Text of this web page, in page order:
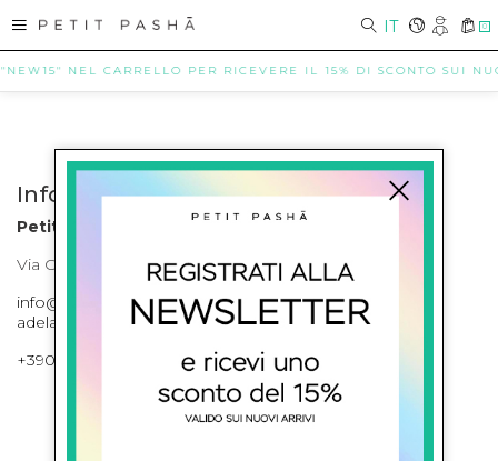
IT 0
NEL CARRELLO PER RICEVERE IL 15% DI SCONTO SUI
Info contatti
Petit Pasha
Via Cilea, 255 Napoli Corso Umberto I 301 Napoli
info@petitpasha.com, petitpasha@hotmail.it,
adelaide.petitpasha@hotmail.com
+39081643421 , +390812351280